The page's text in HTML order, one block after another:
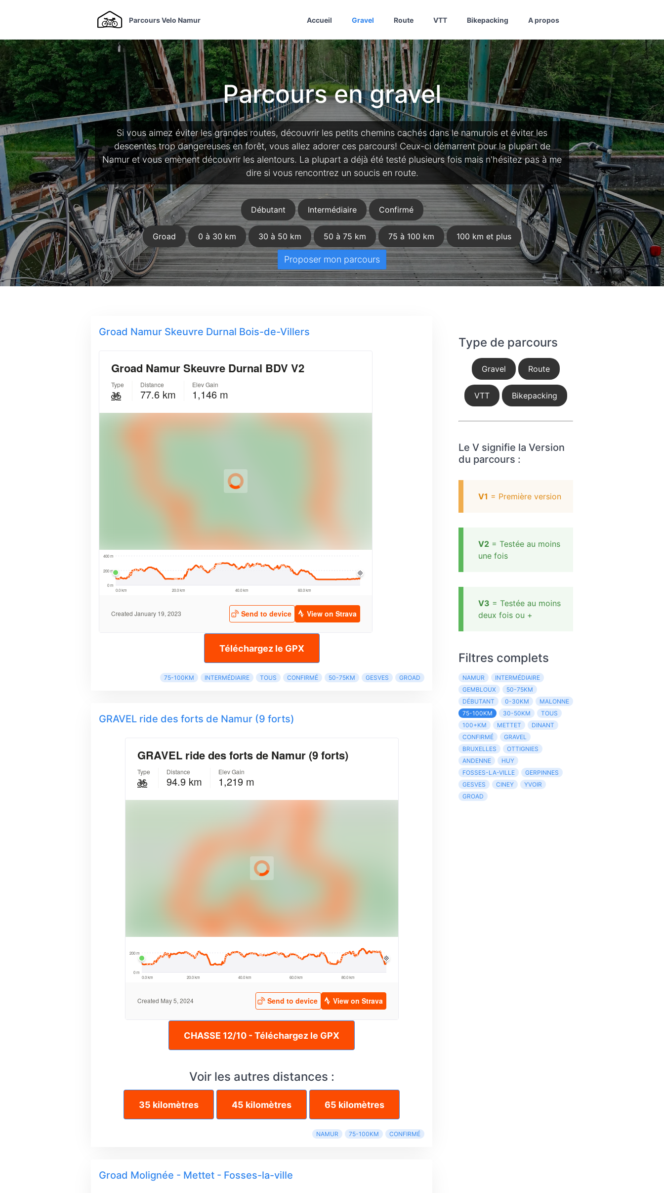
Parcours Velo Namur Accueil Gravel Route VTT Bikepacking A propos
Parcours en gravel
Si vous aimez éviter les grandes routes, découvrir les petits chemins cachés dans le namurois et éviter les
descentes trop dangereuses en forêt, vous allez adorer ces parcours! Ceux-ci démarrent pour la plupart de
Namur et vous emènent découvrir les alentours. La plupart a déjà été testé plusieurs fois mais n'hésitez pas à me
dire si vous rencontrez un soucis en route.
Débutant Intermédiaire Confirmé
Groad 0 à 30 km 30 à 50 km 50 à 75 km 75 à 100 km 100 km et plus
Proposer mon parcours
Groad Namur Skeuvre Durnal Bois-de-Villers
Téléchargez le GPX
75-100KM INTERMÉDIAIRE TOUS CONFIRMÉ 50-75KM GESVES GROAD
GRAVEL ride des forts de Namur (9 forts)
CHASSE 12/10 - Téléchargez le GPX
Voir les autres distances :
35 kilomètres 45 kilomètres 65 kilomètres
NAMUR 75-100KM CONFIRMÉ
Groad Molignée - Mettet - Fosses-la-ville
Type de parcours
Gravel Route
VTT Bikepacking
Le V signifie la Version
du parcours :
V1 = Première version
V2 = Testée au moins
une fois
V3 = Testée au moins
deux fois ou +
Filtres complets
NAMUR
INTERMÉDIAIRE
GEMBLOUX
50-75KM
DÉBUTANT
0-30KM
MALONNE
75-100KM
30-50KM
TOUS
100+KM
METTET
DINANT
CONFIRMÉ
GRAVEL
BRUXELLES
OTTIGNIES
ANDENNE
HUY
FOSSES-LA-VILLE
GERPINNES
GESVES
CINEY
YVOIR
GROAD